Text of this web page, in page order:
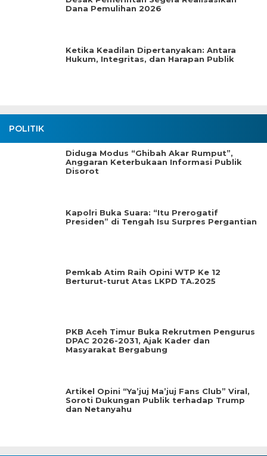
Dana Pemulihan 2026
Ketika Keadilan Dipertanyakan: Antara
Hukum, Integritas, dan Harapan Publik
POLITIK
Diduga Modus “Ghibah Akar Rumput”,
Anggaran Keterbukaan Informasi Publik
Disorot
Kapolri Buka Suara: “Itu Prerogatif
Presiden” di Tengah Isu Surpres Pergantian
Pemkab Atim Raih Opini WTP Ke 12
Berturut-turut Atas LKPD TA.2025
PKB Aceh Timur Buka Rekrutmen Pengurus
DPAC 2026-2031, Ajak Kader dan
Masyarakat Bergabung
Artikel Opini “Ya’juj Ma’juj Fans Club” Viral,
Soroti Dukungan Publik terhadap Trump
dan Netanyahu